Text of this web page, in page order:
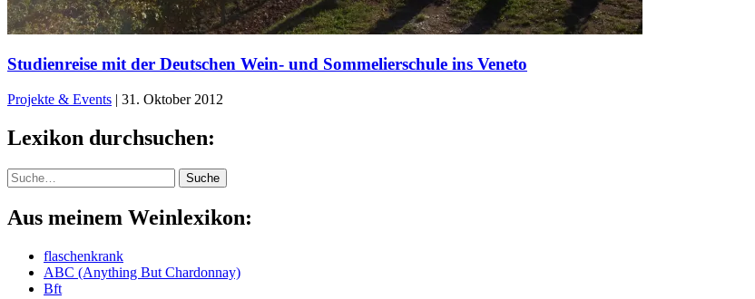
Studienreise mit der Deutschen Wein- und Sommelierschule ins Veneto
Projekte & Events | 31. Oktober 2012
Lexikon durchsuchen:
Suche Suche
Aus meinem Weinlexikon:
flaschenkrank
ABC (Anything But Chardonnay)
Bft